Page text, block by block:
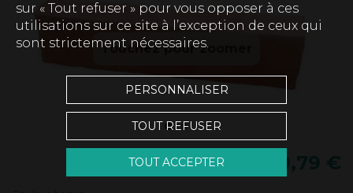
Touchez pour zoomer
0,79 €
sur « Tout refuser » pour vous opposer à ces
utilisations sur ce site à l’exception de ceux qui
sont strictement nécessaires.
PERSONNALISER
TOUT REFUSER
TOUT ACCEPTER